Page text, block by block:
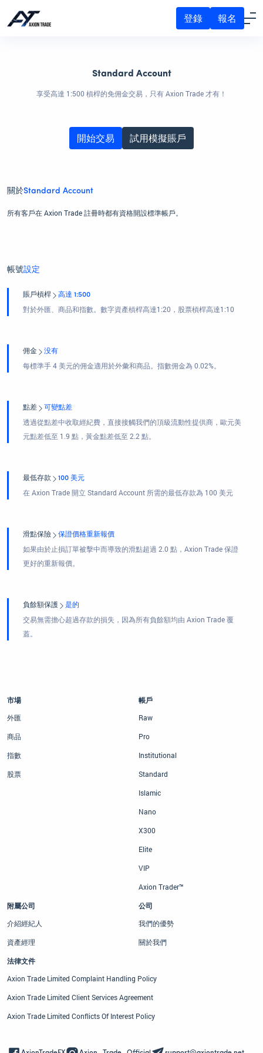
登錄 報名
Standard Account
享受高達 1:500 槓桿的免佣金交易，只有 Axion Trade 才有！
開始交易 試用模擬賬戶
關於Standard Account
所有客戶在 Axion Trade 註冊時都有資格開設標準帳戶。
帳號設定
賬戶槓桿 高達 1:500
對於外匯、商品和指數。數字資產槓桿高達1:20，股票槓桿高達1:10
佣金 没有
每標準手 4 美元的佣金適用於外彙和商品。指數佣金為 0.02%。
點差 可變點差
透過從點差中收取經紀費，直接接觸我們的頂級流動性提供商，歐元美
元點差低至 1.9 點，黃金點差低至 2.2 點。
最低存款 100 美元
在 Axion Trade 開立 Standard Account 所需的最低存款為 100 美元
滑點保險 保證價格重新報價
如果由於止損訂單被擊中而導致的滑點超過 2.0 點，Axion Trade 保證
更好的重新報價。
負餘額保護 是的
交易無需擔心超過存款的損失，因為所有負餘額均由 Axion Trade 覆
蓋。
市場
外匯
商品
指數
股票
帳戶
Raw
Pro
Institutional
Standard
Islamic
Nano
X300
Elite
VIP
Axion Trader™
附屬公司
介紹經紀人
資產經理
公司
我們的優勢
關於我們
法律文件
Axion Trade Limited Complaint Handling Policy
Axion Trade Limited Client Services Agreement
Axion Trade Limited Conflicts Of Interest Policy